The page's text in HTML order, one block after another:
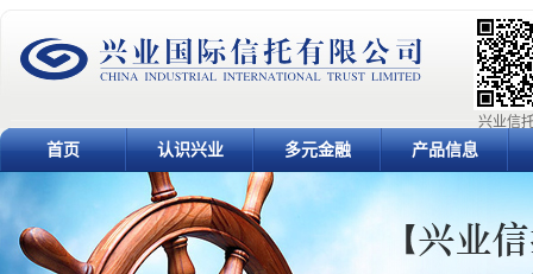
兴业信
首页 认识兴业 多元金融 产品信息